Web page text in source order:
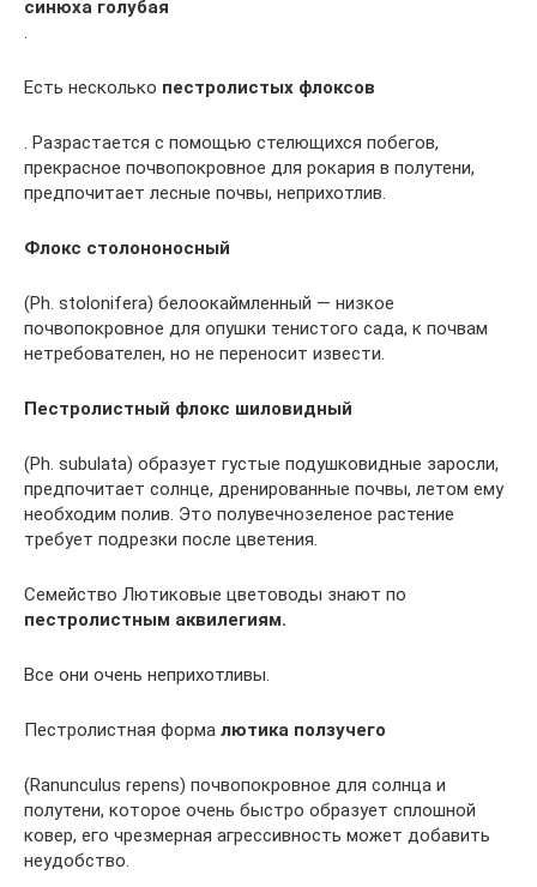
синюха голубая
.
Есть несколько пестролистых флоксов
. Разрастается с помощью стелющихся побегов,
прекрасное почвопокровное для рокария в полутени,
предпочитает лесные почвы, неприхотлив.
Флокс столононосный
(Рh. stolonifera) белоокаймленный — низкое
почвопокровное для опушки тенистого сада, к почвам
нетребователен, но не переносит извести.
Пестролистный флокс шиловидный
(Рh. subulata) образует густые подушковидные заросли,
предпочитает солнце, дренированные почвы, летом ему
необходим полив. Это полувечнозеленое растение
требует подрезки после цветения.
Семейство Лютиковые цветоводы знают по
пестролистным аквилегиям.
Все они очень неприхотливы.
Пестролистная форма лютика ползучего
(Ranunculus repens) почвопокровное для солнца и
полутени, которое очень быстро образует сплошной
ковер, его чрезмерная агрессивность может добавить
неудобство.